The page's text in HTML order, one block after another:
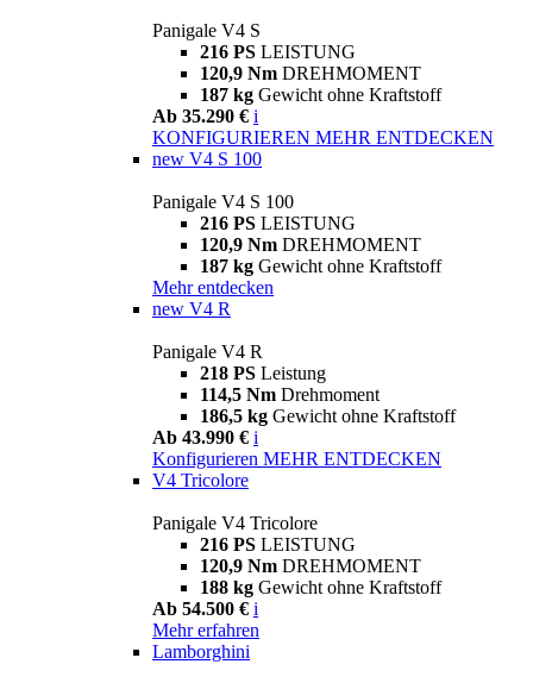
Panigale V4 S
216 PS LEISTUNG
120,9 Nm DREHMOMENT
187 kg Gewicht ohne Kraftstoff
Ab 35.290 € i
KONFIGURIEREN MEHR ENTDECKEN
new V4 S 100
Panigale V4 S 100
216 PS LEISTUNG
120,9 Nm DREHMOMENT
187 kg Gewicht ohne Kraftstoff
Mehr entdecken
new V4 R
Panigale V4 R
218 PS Leistung
114,5 Nm Drehmoment
186,5 kg Gewicht ohne Kraftstoff
Ab 43.990 € i
Konfigurieren MEHR ENTDECKEN
V4 Tricolore
Panigale V4 Tricolore
216 PS LEISTUNG
120,9 Nm DREHMOMENT
188 kg Gewicht ohne Kraftstoff
Ab 54.500 € i
Mehr erfahren
Lamborghini